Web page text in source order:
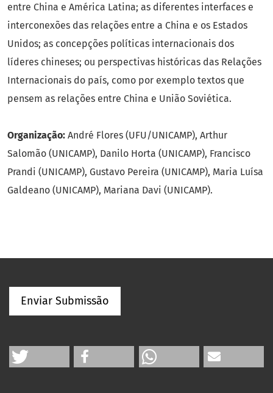
entre China e América Latina; as diferentes interfaces e
interconexões das relações entre a China e os Estados
Unidos; as concepções políticas internacionais dos
líderes chineses; ou perspectivas históricas das Relações
Internacionais do país, como por exemplo textos que
pensem as relações entre China e União Soviética.
Organização: André Flores (UFU/UNICAMP), Arthur
Salomão (UNICAMP), Danilo Horta (UNICAMP), Francisco
Prandi (UNICAMP), Gustavo Pereira (UNICAMP), Maria Luísa
Galdeano (UNICAMP), Mariana Davi (UNICAMP).
Enviar Submissão